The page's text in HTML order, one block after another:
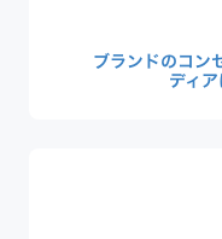
ブランドのコン
ディ